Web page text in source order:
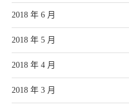
2018 年 6 月
2018 年 5 月
2018 年 4 月
2018 年 3 月